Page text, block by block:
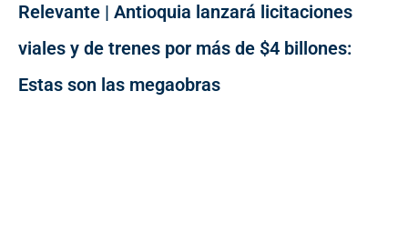
Relevante | Antioquia lanzará licitaciones
viales y de trenes por más de $4 billones:
Estas son las megaobras